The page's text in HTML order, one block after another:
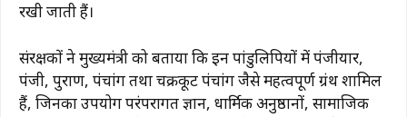
रखी जाती हैं।
संरक्षकों ने मुख्यमंत्री को बताया कि इन पांडुलिपियों में पंजीयार,
पंजी, पुराण, पंचांग तथा चक्रकूट पंचांग जैसे महत्वपूर्ण ग्रंथ शामिल
हैं, जिनका उपयोग परंपरागत ज्ञान, धार्मिक अनुष्ठानों, सामाजिक